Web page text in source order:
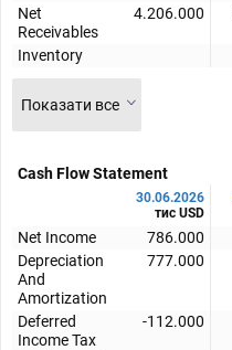
Net
Receivables
4.206.000
Inventory
Показати все
Cash Flow Statement
30.06.2026
тис USD
Net Income 786.000
Depreciation
And
Amortization
777.000
Deferred
Income Tax
-112.000